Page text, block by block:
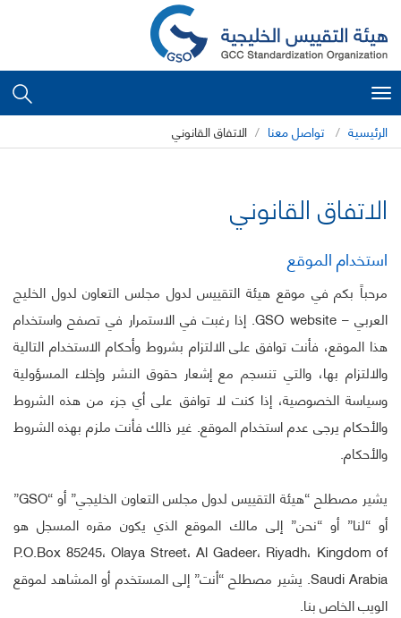
Toggle
navigation
الرئيسية تواصل معنا الاتفاق القانوني
الاتفاق القانوني
استخدام الموقع
مرحباً بكم في موقع هيئة التقييس لدول مجلس التعاون لدول الخليج
العربي – GSO website. إذا رغبت في الاستمرار في تصفح واستخدام
هذا الموقع، فأنت توافق على الالتزام بشروط وأحكام الاستخدام التالية
والالتزام بها، والتي تنسجم مع إشعار حقوق النشر وإخلاء المسؤولية
وسياسة الخصوصية، إذا كنت لا توافق على أي جزء من هذه الشروط
والأحكام يرجى عدم استخدام الموقع. غير ذالك فأنت ملزم بهذه الشروط
والأحكام.
يشير مصطلح “هيئة التقييس لدول مجلس التعاون الخليجي” أو “GSO”
أو “لنا” أو “نحن” إلى مالك الموقع الذي يكون مقره المسجل هو
P.O.Box 85245، Olaya Street، Al Gadeer، Riyadh، Kingdom of
Saudi Arabia. يشير مصطلح “أنت” إلى المستخدم أو المشاهد لموقع
الويب الخاص بنا.